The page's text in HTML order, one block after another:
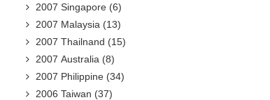
2007 Singapore (6)
2007 Malaysia (13)
2007 Thailnand (15)
2007 Australia (8)
2007 Philippine (34)
2006 Taiwan (37)